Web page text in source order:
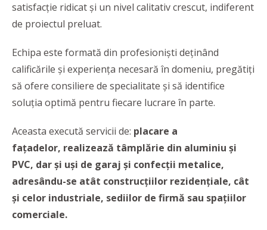
satisfacție ridicat și un nivel calitativ crescut, indiferent
de proiectul preluat.
Echipa este formată din profesioniști deținând
calificările și experiența necesară în domeniu, pregătiți
să ofere consiliere de specialitate și să identifice
soluția optimă pentru fiecare lucrare în parte.
Aceasta execută servicii de: placare a
fațadelor, realizează tâmplărie din aluminiu și
PVC, dar și uși de garaj și confecții metalice,
adresându-se atât construcțiilor rezidențiale, cât
și celor industriale, sediilor de firmă sau spațiilor
comerciale.